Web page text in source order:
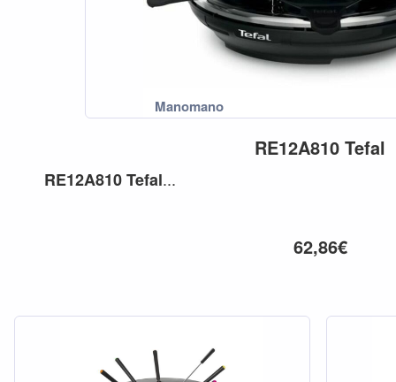
RE12A810 Tefal
RE12A810Tefal...
62,86€